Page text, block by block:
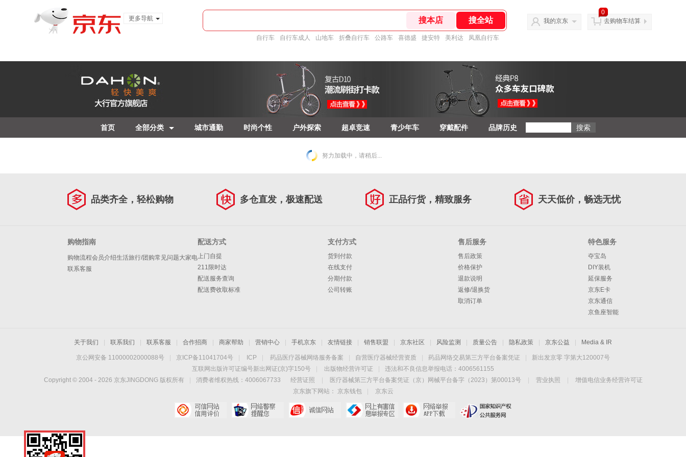
更多导航
自行车 自行车成人 山地车 折叠自行车 公路车 喜德盛 捷安特 美利达 凤凰自行车
我的京东
0
去购物车结算
首页 全部分类 城市通勤 时尚个性 户外探索 超卓竞速 青少年车 穿戴配件 品牌历史
努力加载中，请稍后...
品类齐全，轻松购物 多仓直发，极速配送 正品行货，精致服务 天天低价，畅选无忧
购物指南
购物流程会员介绍生活旅行/团购常见问题大家电
联系客服
配送方式
上门自提
211限时达
配送服务查询
配送费收取标准
支付方式
货到付款
在线支付
分期付款
公司转账
售后服务
售后政策
价格保护
退款说明
返修/退换货
取消订单
特色服务
夺宝岛
DIY装机
延保服务
京东E卡
京东通信
京鱼座智能
关于我们 联系我们 联系客服 合作招商 商家帮助 营销中心 手机京东 友情链接 销售联盟 京东社区 风险监测 质量公告 隐私政策 京东公益 Media & IR
京公网安备 11000002000088号 京ICP备11041704号 ICP 药品医疗器械网络服务备案 自营医疗器械经营资质 药品网络交易第三方平台备案凭证
新出发京零 字第大120007号
互联网出版许可证编号新出网证(京)字150号
出版物经营许可证
违法和不良信息举报电话：4006561155
Copyright © 2004 - 2026 京东JINGDONG 版权所有 消费者维权热线：4006067733 经营证照 医疗器械第三方平台备案凭证（京）网械平台备字（2023）第00013号 营业执照
增值电信业务经营许可证
京东旗下网站：
京东钱包 京东云